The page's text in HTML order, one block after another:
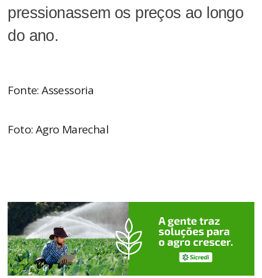
pressionassem os preços ao longo
do ano.
Fonte: Assessoria
Foto: Agro Marechal